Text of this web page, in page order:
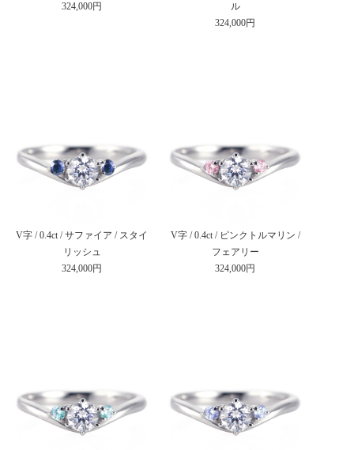
324,000円
ル
324,000円
V字 / 0.4ct / サファイア / スタイ
リッシュ
324,000円
V字 / 0.4ct / ピンクトルマリン /
フェアリー
324,000円